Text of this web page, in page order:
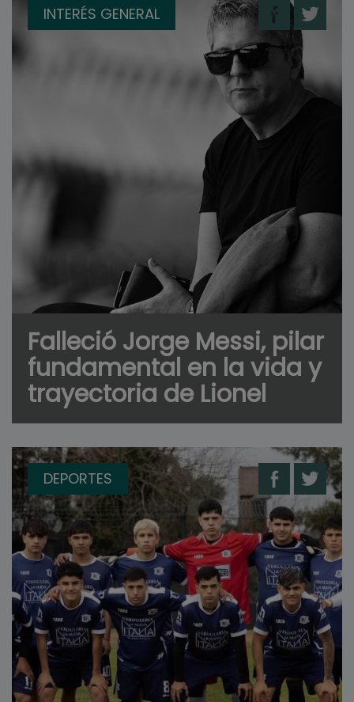
INTERÉS GENERAL
Falleció Jorge Messi, pilar
fundamental en la vida y
trayectoria de Lionel
DEPORTES